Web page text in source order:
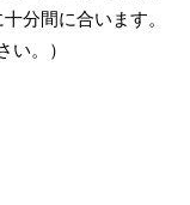
分間に合います。
い。）